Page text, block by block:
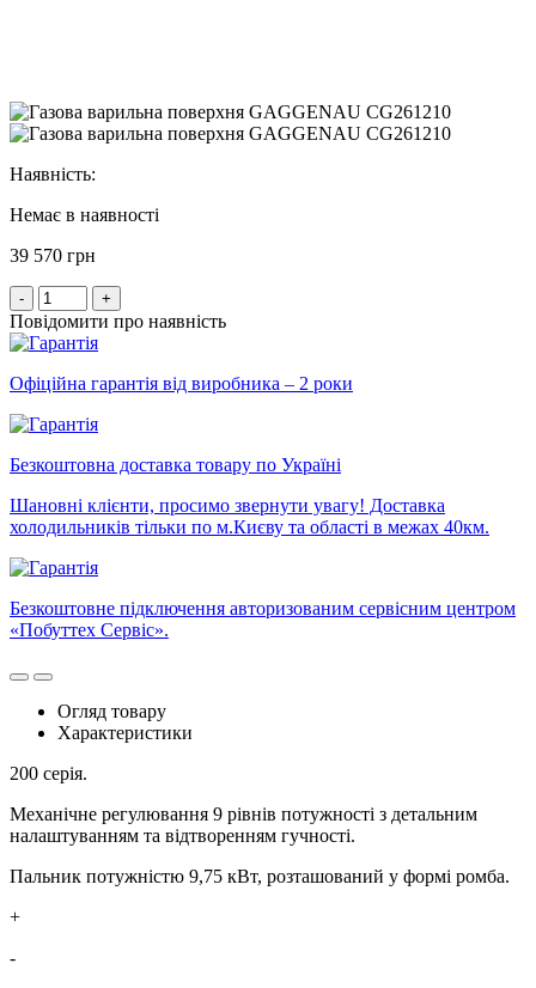
Наявність:
Немає в наявності
39 570 грн
- +
Повідомити про наявність
Офіційна гарантія від виробника – 2 роки
Безкоштовна доставка товару по Україні
Шановні клієнти, просимо звернути увагу! Доставка
холодильників тільки по м.Києву та області в межах 40км.
Безкоштовне підключення авторизованим сервісним центром
«Побуттех Сервіс».
Огляд товару
Характеристики
200 серія.
Механічне регулювання 9 рівнів потужності з детальним
налаштуванням та відтворенням гучності.
Пальник потужністю 9,75 кВт, розташований у формі ромба.
+
-